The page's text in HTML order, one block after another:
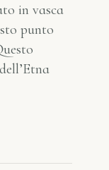
in vasca
punto